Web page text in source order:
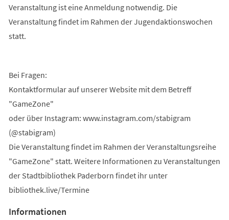
Veranstaltung ist eine Anmeldung notwendig. Die
Veranstaltung findet im Rahmen der Jugendaktionswochen
statt.
Bei Fragen:
Kontaktformular auf unserer Website mit dem Betreff
"GameZone"
oder über Instagram: www.instagram.com/stabigram
(@stabigram)
Die Veranstaltung findet im Rahmen der Veranstaltungsreihe
"GameZone" statt. Weitere Informationen zu Veranstaltungen
der Stadtbibliothek Paderborn findet ihr unter
bibliothek.live/Termine
Informationen